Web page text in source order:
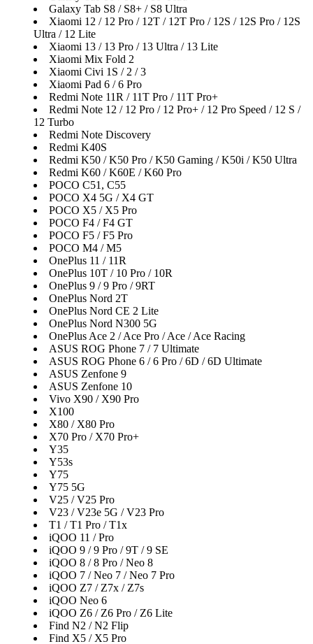
Galaxy Tab S8 / S8+ / S8 Ultra
Xiaomi 12 / 12 Pro / 12T / 12T Pro / 12S / 12S Pro / 12S
Ultra / 12 Lite
Xiaomi 13 / 13 Pro / 13 Ultra / 13 Lite
Xiaomi Mix Fold 2
Xiaomi Civi 1S / 2 / 3
Xiaomi Pad 6 / 6 Pro
Redmi Note 11R / 11T Pro / 11T Pro+
Redmi Note 12 / 12 Pro / 12 Pro+ / 12 Pro Speed / 12 S /
12 Turbo
Redmi Note Discovery
Redmi K40S
Redmi K50 / K50 Pro / K50 Gaming / K50i / K50 Ultra
Redmi K60 / K60E / K60 Pro
POCO C51, C55
POCO X4 5G / X4 GT
POCO X5 / X5 Pro
POCO F4 / F4 GT
POCO F5 / F5 Pro
POCO M4 / M5
OnePlus 11 / 11R
OnePlus 10T / 10 Pro / 10R
OnePlus 9 / 9 Pro / 9RT
OnePlus Nord 2T
OnePlus Nord CE 2 Lite
OnePlus Nord N300 5G
OnePlus Ace 2 / Ace Pro / Ace / Ace Racing
ASUS ROG Phone 7 / 7 Ultimate
ASUS ROG Phone 6 / 6 Pro / 6D / 6D Ultimate
ASUS Zenfone 9
ASUS Zenfone 10
Vivo X90 / X90 Pro
X100
X80 / X80 Pro
X70 Pro / X70 Pro+
Y35
Y53s
Y75
Y75 5G
V25 / V25 Pro
V23 / V23e 5G / V23 Pro
T1 / T1 Pro / T1x
iQOO 11 / Pro
iQOO 9 / 9 Pro / 9T / 9 SE
iQOO 8 / 8 Pro / Neo 8
iQOO 7 / Neo 7 / Neo 7 Pro
iQOO Z7 / Z7x / Z7s
iQOO Neo 6
iQOO Z6 / Z6 Pro / Z6 Lite
Find N2 / N2 Flip
Find X5 / X5 Pro